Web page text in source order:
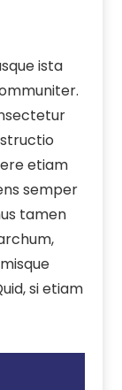
ista
etiam
semper
tamen
si etiam